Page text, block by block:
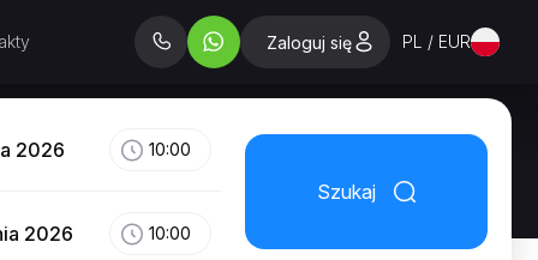
Zaloguj się PL / EUR
2026 10:00
2026 10:00
Szukaj